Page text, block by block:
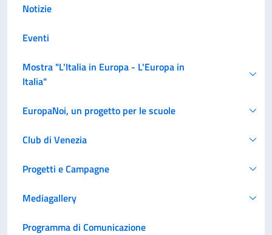
Notizie
Eventi
Mostra "L'Italia in Europa - L'Europa in
Italia"
EuropaNoi, un progetto per le scuole
Club di Venezia
Progetti e Campagne
Mediagallery
Programma di Comunicazione